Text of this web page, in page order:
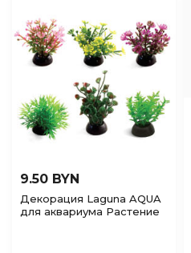
9.50 BYN
Декорация Laguna AQUA
для аквариума Растение